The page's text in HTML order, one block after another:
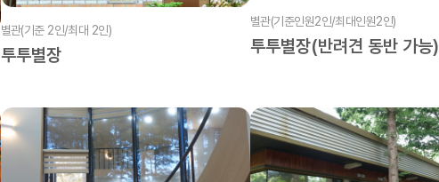
별관(기준 2인/최대 2인)
투투별장
별관(기준인원2인/최대인원2인)
투투별장(반려견 동반 가능)